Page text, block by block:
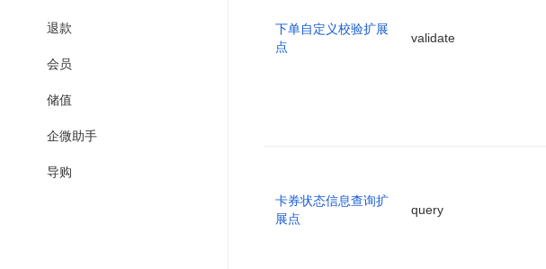
退款
会员
储值
企微助手
导购
下单自定义校验扩展
点
validate
卡券状态信息查询扩
展点
query